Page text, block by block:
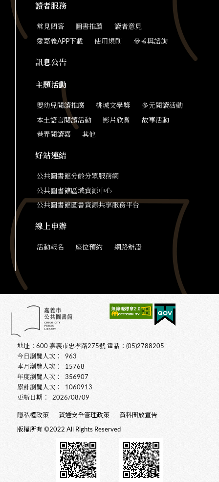
讀者服務
常見問答 圖書推薦 讀者意見
愛嘉義APP下載 使用規則 參考與諮詢
訊息公告
主題活動
嬰幼兒閱讀推廣 桃城文學獎 多元閱讀活動
本土語言閱讀活動 影片欣賞 故事活動
巷弄閱讀嘉 其他
好站連結
公共圖書館分齡分眾服務網
公共圖書館區域資源中心
公共圖書館圖書資源共享服務平台
線上申辦
活動報名 座位預約 網路辦證
地址：600 嘉義市忠孝路275號 電話：(05)2788205
今日瀏覽人次：
963
本月瀏覽人次：
15768
年度瀏覽人次：
356907
累計瀏覽人次：
1060913
更新日期：
2026/08/09
隱私權政策 資通安全管理政策 資料開放宣告
版權所有 ©2022 All Rights Reserved